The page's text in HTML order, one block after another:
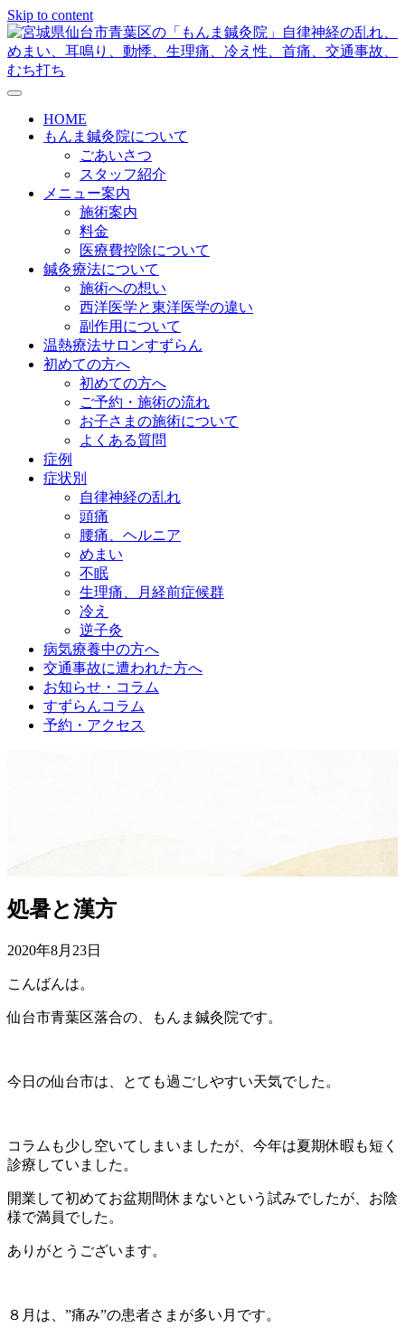
Skip to content
HOME
もんま鍼灸院について
ごあいさつ
スタッフ紹介
メニュー案内
施術案内
料金
医療費控除について
鍼灸療法について
施術への想い
西洋医学と東洋医学の違い
副作用について
温熱療法サロンすずらん
初めての方へ
初めての方へ
ご予約・施術の流れ
お子さまの施術について
よくある質問
症例
症状別
自律神経の乱れ
頭痛
腰痛、ヘルニア
めまい
不眠
生理痛、月経前症候群
冷え
逆子灸
病気療養中の方へ
交通事故に遭われた方へ
お知らせ・コラム
すずらんコラム
予約・アクセス
処暑と漢方
2020年8月23日
こんばんは。
仙台市青葉区落合の、もんま鍼灸院です。
今日の仙台市は、とても過ごしやすい天気でした。
コラムも少し空いてしまいましたが、今年は夏期休暇も短く
診療していました。
開業して初めてお盆期間休まないという試みでしたが、お陰
様で満員でした。
ありがとうございます。
８月は、”痛み”の患者さまが多い月です。